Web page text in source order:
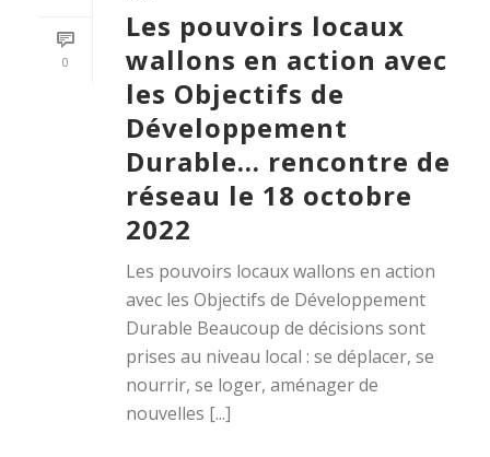
0
Les pouvoirs locaux
wallons en action avec
les Objectifs de
Développement
Durable… rencontre de
réseau le 18 octobre
2022
Les pouvoirs locaux wallons en action
avec les Objectifs de Développement
Durable Beaucoup de décisions sont
prises au niveau local : se déplacer, se
nourrir, se loger, aménager de
nouvelles [...]